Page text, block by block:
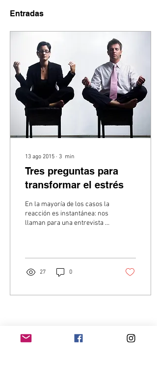
Entradas
13 ago 2015 ∙ 3 min
Tres preguntas para
transformar el estrés
En la mayoría de los casos la
reacción es instantánea: nos
llaman para una entrevista y
27 0
Quienes Somos